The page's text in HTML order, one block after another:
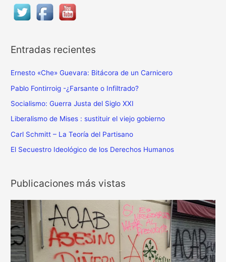
a
o
:
Entradas recientes
Ernesto «Che» Guevara: Bitácora de un Carnicero
Pablo Fontirroig -¿Farsante o Infiltrado?
Socialismo: Guerra Justa del Siglo XXI
Liberalismo de Mises : sustituir el viejo gobierno
Carl Schmitt – La Teoría del Partisano
El Secuestro Ideológico de los Derechos Humanos
Publicaciones más vistas